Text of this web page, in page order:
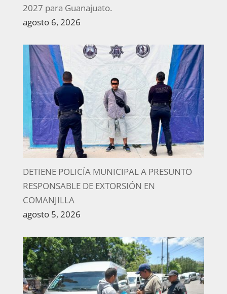
2027 para Guanajuato.
agosto 6, 2026
DETIENE POLICÍA MUNICIPAL A PRESUNTO
RESPONSABLE DE EXTORSIÓN EN
COMANJILLA
agosto 5, 2026